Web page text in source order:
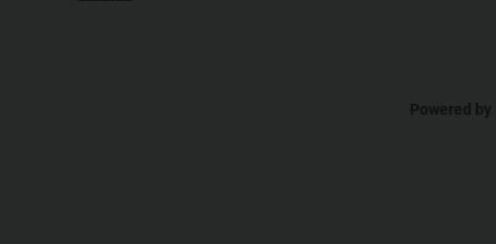
Powered by